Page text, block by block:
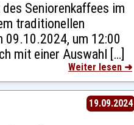
Seniorenkaffees im
traditionellen
09.10.2024, um 12:00
mit einer Auswahl […]
Weiter lesen ➜
19.09.2024